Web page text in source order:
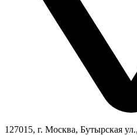
127015, г. Москва, Бутырская